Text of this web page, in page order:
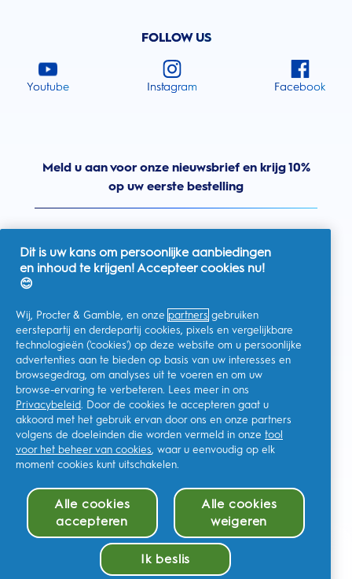
In winkelmandje (€54.98)
FOLLOW US
Youtube Instagram Facebook
Meld u aan voor onze nieuwsbrief en krijg 10%
op uw eerste bestelling
Ik geef toestemming voor het ontvangen van
gepersonaliseerde communicatie met betrekking tot
aanbiedingen, nieuws en andere promotionele initiatieven van
Oral-B en andere
P&G-merken
kan me op elk momentafmelden.
Procter & Gamble, als verwerkingsverantwoordelijke, zal uw
persoonlijke gegevens verwerken zodat u zich bij deze site kunt
registreren en de interactie kunt aangaan met de aangeboden
diensten en zodat P&G u, afhankelijk van uw toestemming,
relevante commerciële berichten kan sturen, waaronder
gepersonaliseerde advertenties in online media. Ontdek hier
Voor meer informatie over de verwerking van uw gegevens en
uw privacy rechten, kunt u
kijken of ons volledige
raadplegen.
U bent minstens 18 jaar oud en gaat akkoord met onzealgemene
voorwaarden.
Dit is uw kans om persoonlijke aanbiedingen
en inhoud te krijgen! Accepteer cookies nu!
😊
Wij, Procter & Gamble, en onze partners gebruiken
eerstepartij en derdepartij cookies, pixels en vergelijkbare
technologieën ('cookies') op deze website om u persoonlijke
advertenties aan te bieden op basis van uw interesses en
browsegedrag, om analyses uit te voeren en om uw
browse-ervaring te verbeteren. Lees meer in ons
Privacybeleid. Door de cookies te accepteren gaat u
akkoord met het gebruik ervan door ons en onze partners
volgens de doeleinden die worden vermeld in onze tool
voor het beheer van cookies, waar u eenvoudig op elk
moment cookies kunt uitschakelen.
Alle cookies
accepteren
Alle cookies
weigeren
Ik beslis